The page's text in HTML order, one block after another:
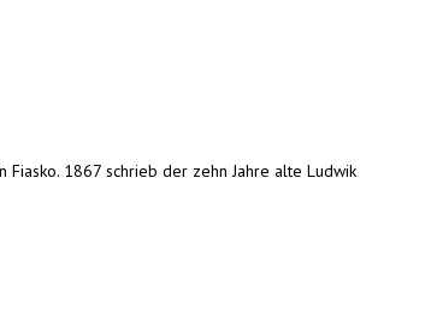
Fiasko. 1867 schrieb der zehn Jahre alte Ludwik